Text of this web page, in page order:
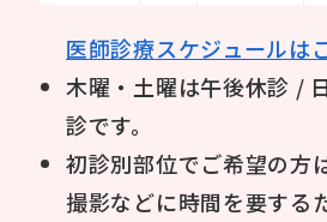
医師診療スケジュールは
木曜・土曜は午後休診 /
診です。
初診別部位でご希望の方
撮影などに時間を要する